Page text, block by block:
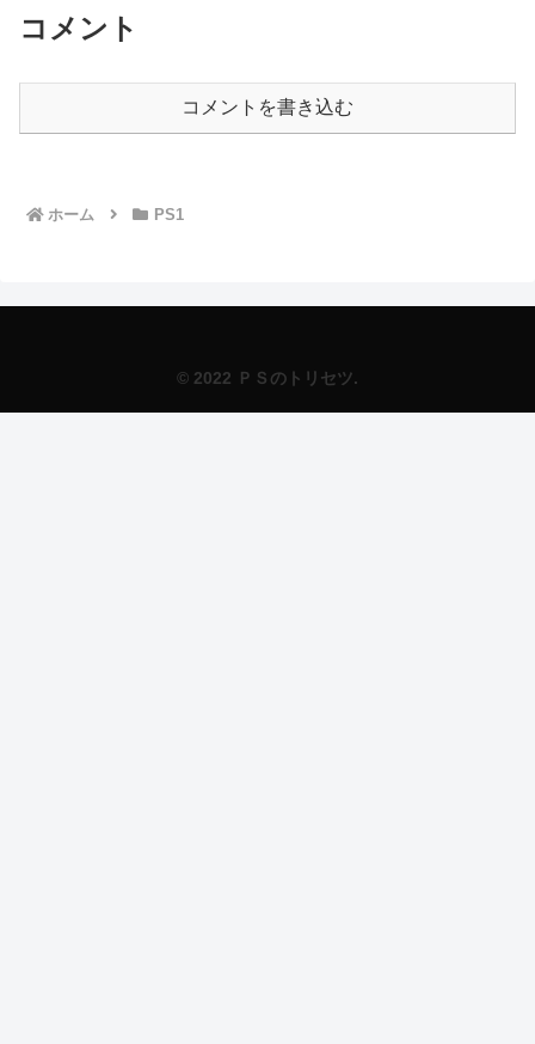
コメント
コメントを書き込む
ホーム PS1
© 2022 ＰＳのトリセツ.